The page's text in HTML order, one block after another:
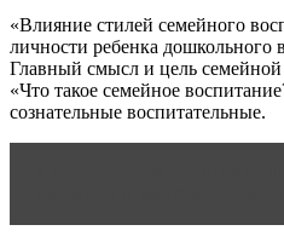
«Влияние стилей семейного
личности ребенка дошкольного
Главный смысл и цель
«Что такое семейное
сознательные воспитательные.